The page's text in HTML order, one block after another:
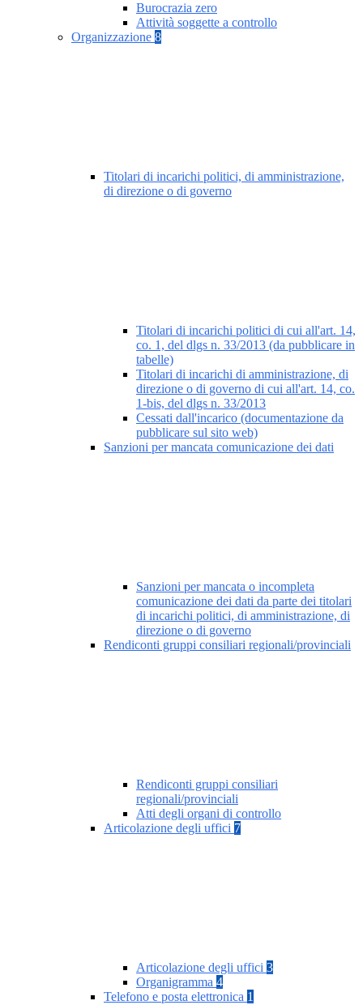
Burocrazia zero
Attività soggette a controllo
Organizzazione 8
Titolari di incarichi politici, di amministrazione,
di direzione o di governo
Titolari di incarichi politici di cui all'art. 14,
co. 1, del dlgs n. 33/2013 (da pubblicare in
tabelle)
Titolari di incarichi di amministrazione, di
direzione o di governo di cui all'art. 14, co.
1-bis, del dlgs n. 33/2013
Cessati dall'incarico (documentazione da
pubblicare sul sito web)
Sanzioni per mancata comunicazione dei dati
Sanzioni per mancata o incompleta
comunicazione dei dati da parte dei titolari
di incarichi politici, di amministrazione, di
direzione o di governo
Rendiconti gruppi consiliari regionali/provinciali
Rendiconti gruppi consiliari
regionali/provinciali
Atti degli organi di controllo
Articolazione degli uffici 7
Articolazione degli uffici 3
Organigramma 4
Telefono e posta elettronica 1